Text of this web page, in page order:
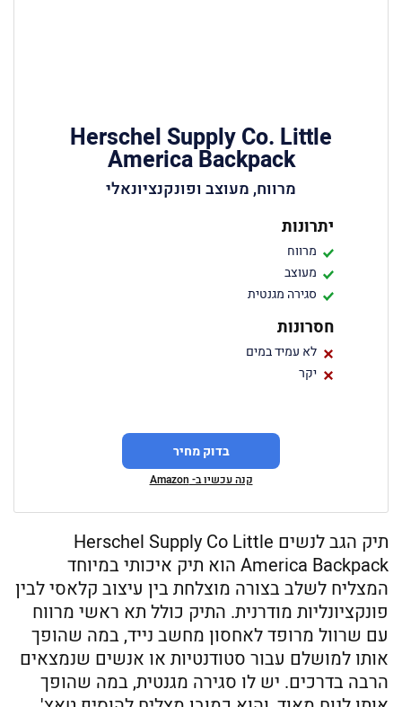
Herschel Supply Co. Little
America Backpack
מרווח, מעוצב ופונקנציונאלי
יתרונות
מרווח
מעוצב
סגירה מגנטית
חסרונות
לא עמיד במים
יקר
בדוק מחיר
קנה עכשיו ב- Amazon
תיק הגב לנשים Herschel Supply Co Little
America Backpack הוא תיק איכותי במיוחד
המצליח לשלב בצורה מוצלחת בין עיצוב קלאסי לבין
פונקציונליות מודרנית. התיק כולל תא ראשי מרווח
עם שרוול מרופד לאחסון מחשב נייד, במה שהופך
אותו למושלם עבור סטודנטיות או אנשים שנמצאים
הרבה בדרכים. יש לו סגירה מגנטית, במה שהופך